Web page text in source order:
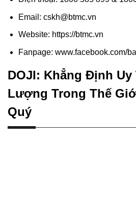
Email: cskh@btmc.vn
Website: https://btmc.vn
Fanpage: www.facebook.com/
DOJI: Khẳng Định Uy
Lượng Trong Thế
Quý